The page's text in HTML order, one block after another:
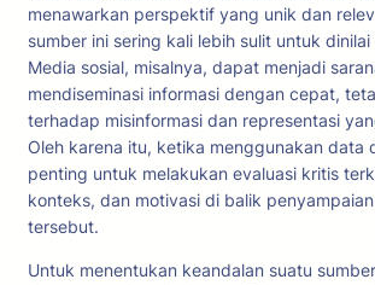
menawarkan perspektif yang unik dan
sumber ini sering kali lebih sulit untuk
Media sosial, misalnya, dapat menjadi
mendiseminasi informasi dengan cepat,
terhadap misinformasi dan representasi
Oleh karena itu, ketika menggunakan data
penting untuk melakukan evaluasi kritis
konteks, dan motivasi di balik
tersebut.
Untuk menentukan keandalan suatu